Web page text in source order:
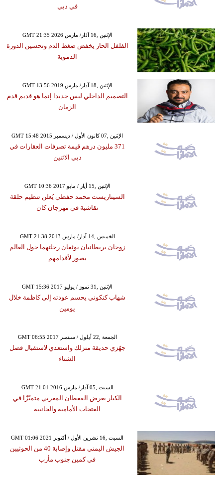
في دبي
GMT 21:35 2026 الإثنين ,16 آذار/ مارس
الفلفل الحار يخفض ضغط الدم وتحسين الدورة
الدموية
GMT 13:56 2019 الإثنين ,18 آذار/ مارس
التصميم الداخلي ليس جديدا إنما هو قديم قدم
الزمان
GMT 15:48 2015 الإثنين ,07 كانون الأول / ديسمبر
371 مليون درهم قيمة تصرفات العقارات في
دبي الاثنين
GMT 10:36 2017 الإثنين ,15 أيار / مايو
السيناريست محمد حفظي يُعلن تنظيم حلقة
نقاشية في مهرجان كان
GMT 21:38 2013 الخميس ,14 آذار/ مارس
زوجان بريطانيان يوثقان رحلتهما حول العالم
بصور لأقدامهم
GMT 15:36 2017 الإثنين ,31 تموز / يوليو
شهاب كنكوني يحسم عودته إلى كاظمة خلال
يومين
GMT 06:55 2017 الجمعة ,22 أيلول / سبتمبر
جهّزي حديقة منزلك واستعدي لاستقبال فصل
الشتاء
GMT 21:01 2016 السبت ,05 آذار/ مارس
الكبار يعرض القفطان المغربي متميّزًا في
الفتحات الأمامية والجانبية
GMT 01:06 2021 السبت ,16 تشرين الأول / أكتوبر
الجيش اليمني مقتل وإصابة 40 من الحوثيين
في كمين جنوب مأرب